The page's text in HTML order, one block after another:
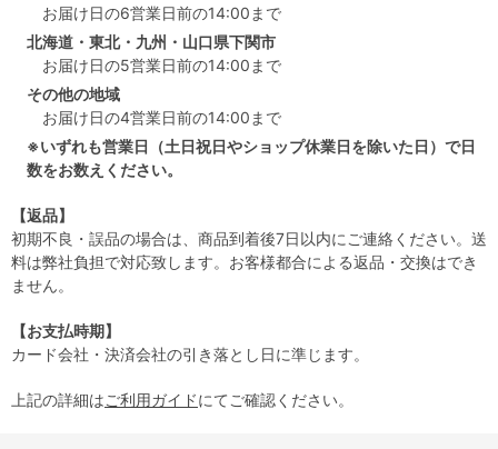
お届け日の6営業日前の14:00まで
北海道・東北・九州・山口県下関市
お届け日の5営業日前の14:00まで
その他の地域
お届け日の4営業日前の14:00まで
※いずれも営業日（土日祝日やショップ休業日を除いた日）で日
数をお数えください。
【返品】
初期不良・誤品の場合は、商品到着後7日以内にご連絡ください。送
料は弊社負担で対応致します。お客様都合による返品・交換はでき
ません。
【お支払時期】
カード会社・決済会社の引き落とし日に準じます。
上記の詳細はご利用ガイドにてご確認ください。